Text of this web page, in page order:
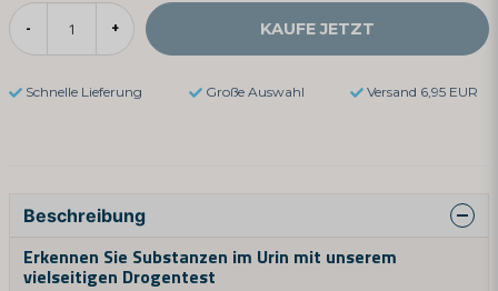
- + KAUFE JETZT
Schnelle Lieferung Große Auswahl Versand 6,95 EUR
Beschreibung
Erkennen Sie Substanzen im Urin mit unserem
vielseitigen Drogentest